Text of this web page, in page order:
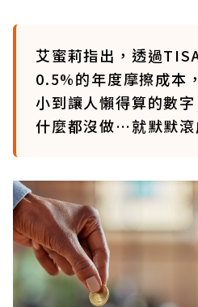
艾蜜莉指出，透過
0.5%的年度摩擦成本
小到讓人懶得算的數
什麼都沒做…就默默滾